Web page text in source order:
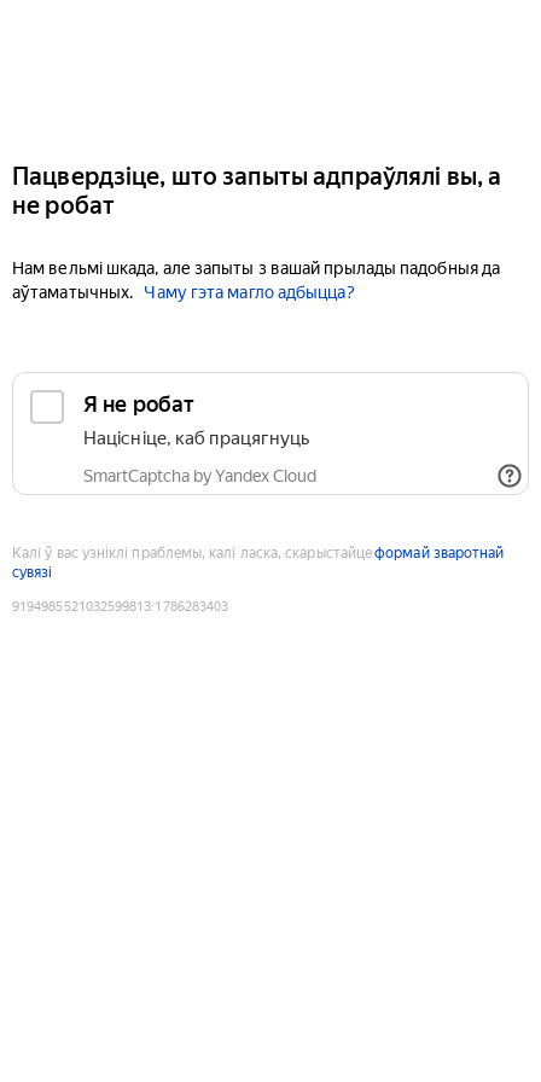
Пацвердзіце, што запыты адпраўлялі вы, а
не робат
Нам вельмі шкада, але запыты з вашай прылады падобныя да
аўтаматычных.
Чаму гэта магло адбыцца?
Я не робат
Націсніце, каб працягнуць
SmartCaptcha by Yandex Cloud
Калі ў вас узніклі праблемы, калі ласка, скарыстайцеформай зваротнай
сувязі
9194985521032599813:1786283403